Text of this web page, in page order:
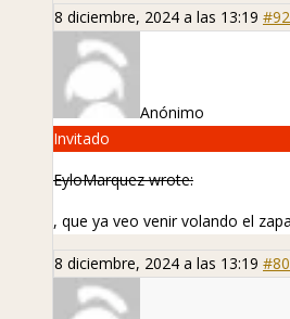
8 diciembre, 2024 a las 13:19
Anónimo
Invitado
EyloMarquez wrote:
, que ya veo venir volando el
8 diciembre, 2024 a las 13:19